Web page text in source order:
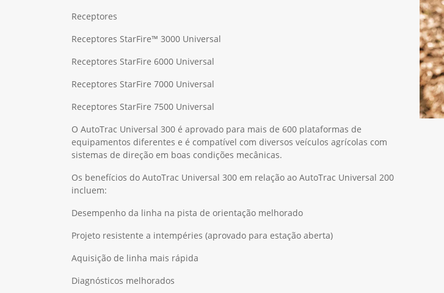
Receptores
Receptores StarFire™ 3000 Universal
Receptores StarFire 6000 Universal
Receptores StarFire 7000 Universal
Receptores StarFire 7500 Universal
O AutoTrac Universal 300 é aprovado para mais de 600 plataformas de
equipamentos diferentes e é compatível com diversos veículos agrícolas com
sistemas de direção em boas condições mecânicas.
Os benefícios do AutoTrac Universal 300 em relação ao AutoTrac Universal 200
incluem:
Desempenho da linha na pista de orientação melhorado
Projeto resistente a intempéries (aprovado para estação aberta)
Aquisição de linha mais rápida
Diagnósticos melhorados